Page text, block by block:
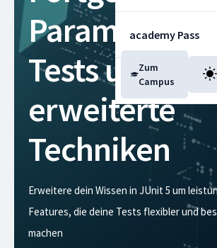
academy Pass
Blog
Zum
Campus
Tests und
erweiterte
Techniken
Erweitere dein Wissen in JUnit 5 um
Features, die deine Tests flexibler und
machen